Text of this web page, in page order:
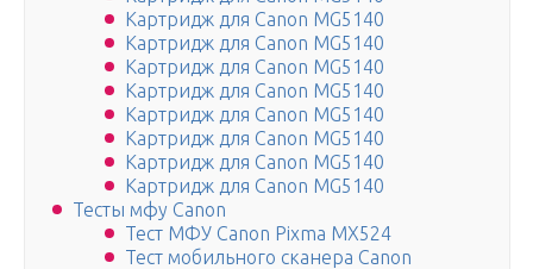
Картридж для Canon MG5140
Картридж для Canon MG5140
Картридж для Canon MG5140
Картридж для Canon MG5140
Картридж для Canon MG5140
Картридж для Canon MG5140
Картридж для Canon MG5140
Картридж для Canon MG5140
Тесты мфу Canon
Тест МФУ Canon Pixma MX524
Тест мобильного сканера Canon